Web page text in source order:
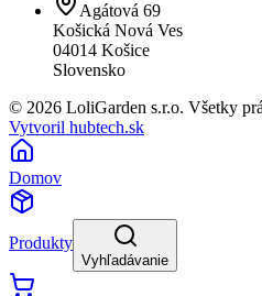
Agátová 69
Košická Nová Ves
04014 Košice
Slovensko
© 2026 LoliGarden s.r.o. Všetky
Vytvoril hubtech.sk
Domov
Produkty
Vyhľadávanie